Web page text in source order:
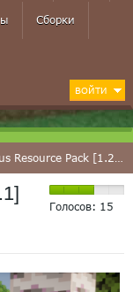
Сборки
ВОЙТИ
Pack [1.20.1] [1.19.4]
Голосов: 15